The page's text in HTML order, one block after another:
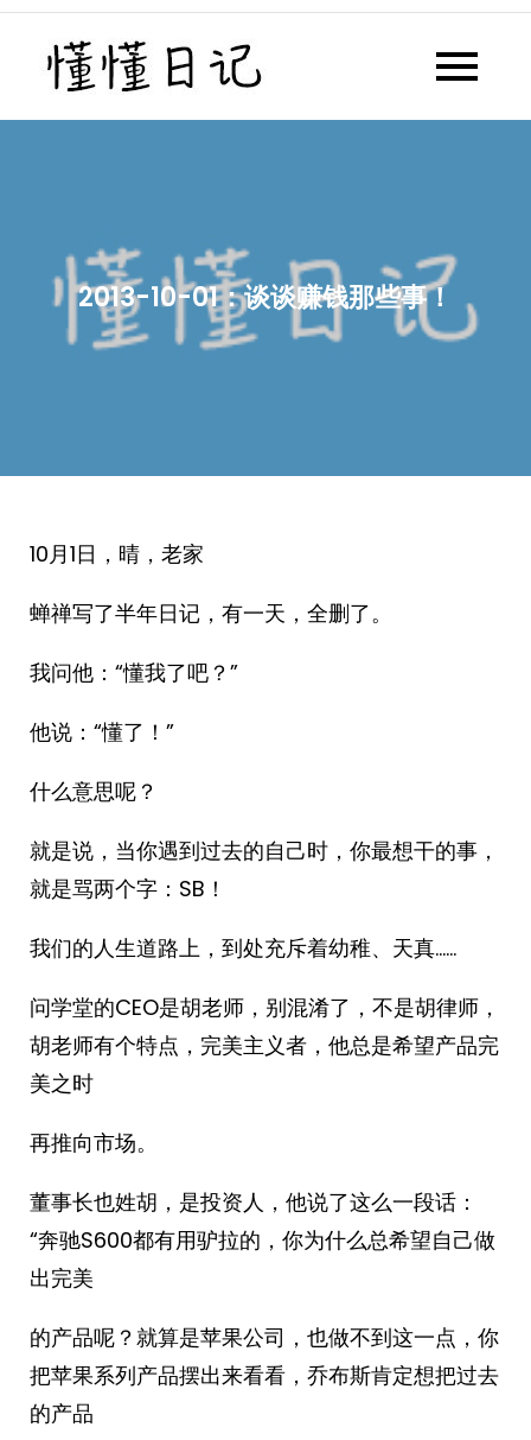
Skip
content
懂懂日记网每天同步更新懂懂学
2013-10-01：谈谈赚钱那些事！
10月1日，晴，老家
蝉禅写了半年日记，有一天，全删了。
我问他：“懂我了吧？”
他说：“懂了！”
什么意思呢？
就是说，当你遇到过去的自己时，你最想干的事，
就是骂两个字：SB！
我们的人生道路上，到处充斥着幼稚、天真……
问学堂的CEO是胡老师，别混淆了，不是胡律师，
胡老师有个特点，完美主义者，他总是希望产品完
美之时
再推向市场。
董事长也姓胡，是投资人，他说了这么一段话：
“奔驰S600都有用驴拉的，你为什么总希望自己做
出完美
的产品呢？就算是苹果公司，也做不到这一点，你
把苹果系列产品摆出来看看，乔布斯肯定想把过去
的产品